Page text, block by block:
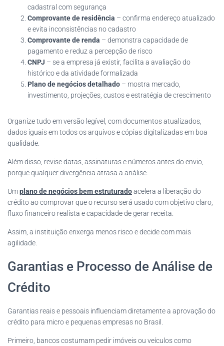
cadastral com segurança
Comprovante de residência – confirma endereço atualizado
e evita inconsistências no cadastro
Comprovante de renda – demonstra capacidade de
pagamento e reduz a percepção de risco
CNPJ – se a empresa já existir, facilita a avaliação do
histórico e da atividade formalizada
Plano de negócios detalhado – mostra mercado,
investimento, projeções, custos e estratégia de crescimento
Organize tudo em versão legível, com documentos atualizados,
dados iguais em todos os arquivos e cópias digitalizadas em boa
qualidade.
Além disso, revise datas, assinaturas e números antes do envio,
porque qualquer divergência atrasa a análise.
Umplano de negócios bem estruturadoacelera a liberação do
crédito ao comprovar que o recurso será usado com objetivo claro,
fluxo financeiro realista e capacidade de gerar receita.
Assim, a instituição enxerga menos risco e decide com mais
agilidade.
Garantias e Processo de Análise de
Crédito
Garantias reais e pessoais influenciam diretamente a aprovação do
crédito para micro e pequenas empresas no Brasil.
Primeiro, bancos costumam pedir imóveis ou veículos como